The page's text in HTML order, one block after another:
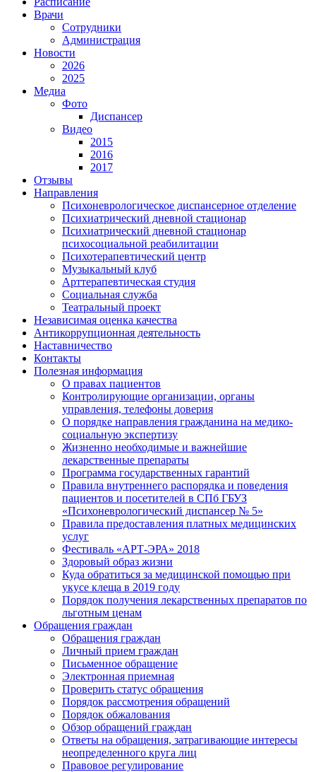
Врачи
Сотрудники
Администрация
Новости
2026
2025
Медиа
Фото
Диспансер
Видео
2015
2016
2017
Отзывы
Направления
Психоневрологическое диспансерное отделение
Психиатрический дневной стационар
Психиатрический дневной стационар
психосоциальной реабилитации
Психотерапевтический центр
Музыкальный клуб
Арттерапевтическая студия
Социальная служба
Театральный проект
Независимая оценка качества
Антикоррупционная деятельность
Наставничество
Контакты
Полезная информация
О правах пациентов
Контролирующие организации, органы
управления, телефоны доверия
О порядке направления гражданина на медико-
социальную экспертизу
Жизненно необходимые и важнейшие
лекарственные препараты
Программа государственных гарантий
Правила внутреннего распорядка и поведения
пациентов и посетителей в СПб ГБУЗ
«Психоневрологический диспансер № 5»
Правила предоставления платных медицинских
услуг
Фестиваль «АРТ-ЭРА» 2018
Здоровый образ жизни
Куда обратиться за медицинской помощью при
укусе клеща в 2019 году
Порядок получения лекарственных препаратов по
льготным ценам
Обращения граждан
Обращения граждан
Личный прием граждан
Письменное обращение
Электронная приемная
Проверить статус обращения
Порядок рассмотрения обращений
Порядок обжалования
Обзор обращений граждан
Ответы на обращения, затрагивающие интересы
неопределенного круга лиц
Правовое регулирование